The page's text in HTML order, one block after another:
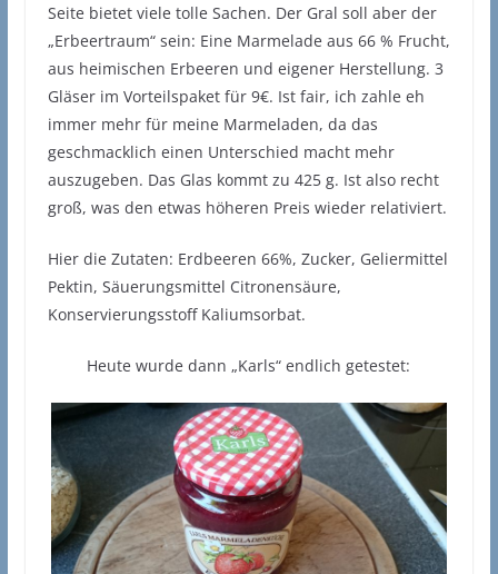
Seite bietet viele tolle Sachen. Der Gral soll aber der
„Erbeertraum“ sein: Eine Marmelade aus 66 % Frucht,
aus heimischen Erbeeren und eigener Herstellung. 3
Gläser im Vorteilspaket für 9€. Ist fair, ich zahle eh
immer mehr für meine Marmeladen, da das
geschmacklich einen Unterschied macht mehr
auszugeben. Das Glas kommt zu 425 g. Ist also recht
groß, was den etwas höheren Preis wieder relativiert.
Hier die Zutaten: Erdbeeren 66%, Zucker, Geliermittel
Pektin, Säuerungsmittel Citronensäure,
Konservierungsstoff Kaliumsorbat.
Heute wurde dann „Karls“ endlich getestet: